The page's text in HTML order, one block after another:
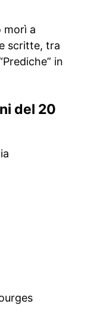
morì a
scritte, tra
in
del 20